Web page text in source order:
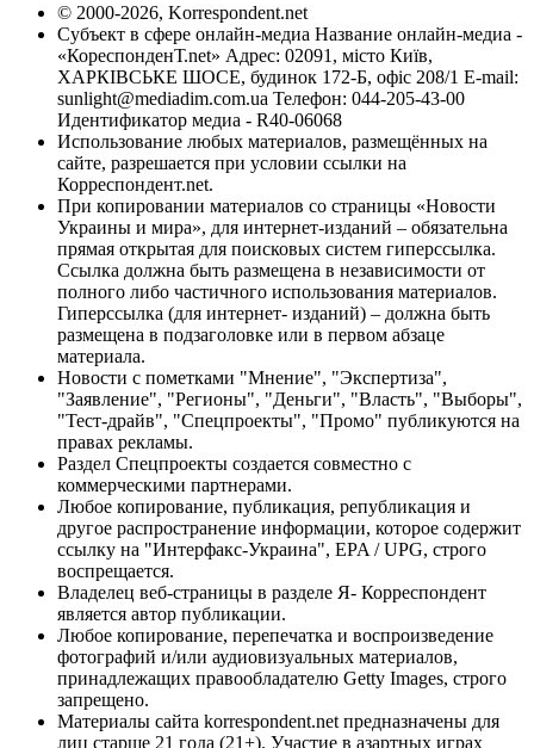
© 2000-2026, Korrespondent.net
Субъект в сфере онлайн-медиа Название онлайн-медиа -
«КореспонденТ.net» Адрес: 02091, місто Київ,
ХАРКІВСЬКЕ ШОСЕ, будинок 172-Б, офіс 208/1 E-mail:
sunlight@mediadim.com.ua Телефон: 044-205-43-00
Идентификатор медиа - R40-06068
Использование любых материалов, размещённых на
сайте, разрешается при условии ссылки на
Корреспондент.net.
При копировании материалов со страницы «Новости
Украины и мира», для интернет-изданий – обязательна
прямая открытая для поисковых систем гиперссылка.
Ссылка должна быть размещена в независимости от
полного либо частичного использования материалов.
Гиперссылка (для интернет- изданий) – должна быть
размещена в подзаголовке или в первом абзаце
материала.
Новости с пометками "Мнение", "Экспертиза",
"Заявление", "Регионы", "Деньги", "Власть", "Выборы",
"Тест-драйв", "Спецпроекты", "Промо" публикуются на
правах рекламы.
Раздел Спецпроекты создается совместно с
коммерческими партнерами.
Любое копирование, публикация, републикация и
другое распространение информации, которое содержит
ссылку на "Интерфакс-Украина", EPA / UPG, строго
воспрещается.
Владелец веб-страницы в разделе Я- Корреспондент
является автор публикации.
Любое копирование, перепечатка и воспроизведение
фотографий и/или аудиовизуальных материалов,
принадлежащих правообладателю Getty Images, строго
запрещено.
Материалы сайта korrespondent.net предназначены для
лиц старше 21 года (21+). Участие в азартных играх